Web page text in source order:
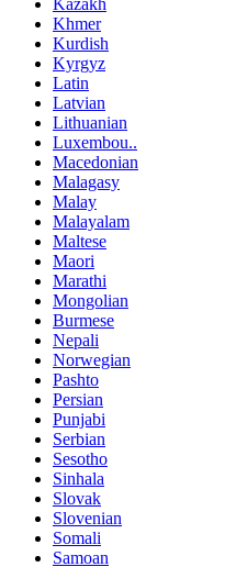
Kazakh
Khmer
Kurdish
Kyrgyz
Latin
Latvian
Lithuanian
Luxembou..
Macedonian
Malagasy
Malay
Malayalam
Maltese
Maori
Marathi
Mongolian
Burmese
Nepali
Norwegian
Pashto
Persian
Punjabi
Serbian
Sesotho
Sinhala
Slovak
Slovenian
Somali
Samoan